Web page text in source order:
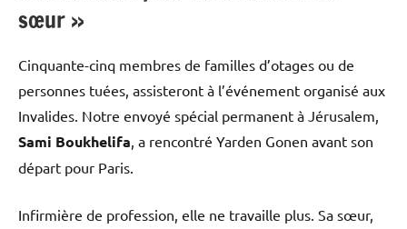
sœur »
Cinquante-cinq membres de familles d’otages ou de
personnes tuées, assisteront à l’événement organisé aux
Invalides. Notre envoyé spécial permanent à Jérusalem,
Sami Boukhelifa , a rencontré Yarden Gonen avant son
départ pour Paris.
Infirmière de profession, elle ne travaille plus. Sa sœur,